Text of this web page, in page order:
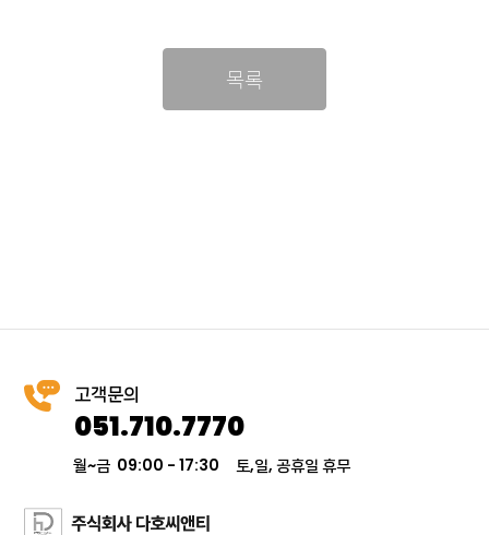
목록
고객문의
051.710.7770
월~금 09:00 - 17:30 토,일, 공휴일 휴무